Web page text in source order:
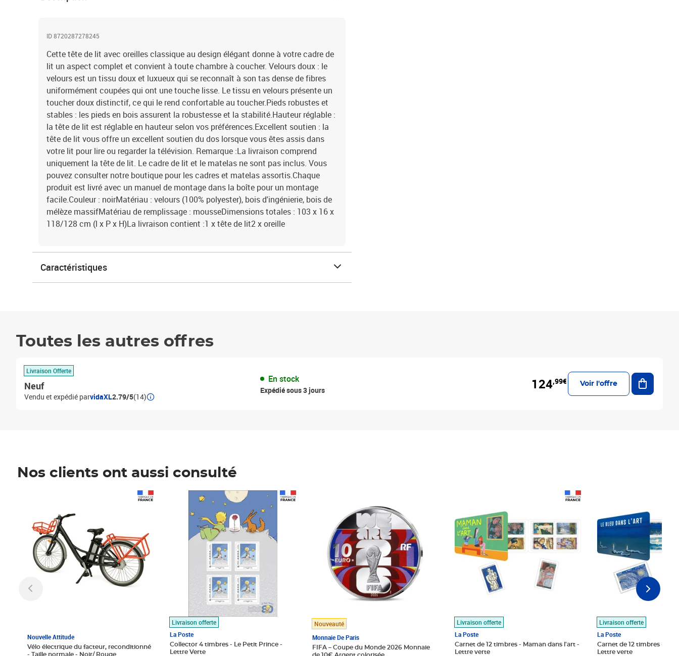
ID 8720287278245
Cette tête de lit avec oreilles classique au design élégant donne à votre cadre de
lit un aspect complet et convient à toute chambre à coucher. Velours doux : le
velours est un tissu doux et luxueux qui se reconnaît à son tas dense de fibres
uniformément coupées qui ont une touche lisse. Le tissu en velours présente un
toucher doux distinctif, ce qui le rend confortable au toucher.Pieds robustes et
stables : les pieds en bois assurent la robustesse et la stabilité.Hauteur réglable :
la tête de lit est réglable en hauteur selon vos préférences.Excellent soutien : la
tête de lit vous offre un excellent soutien du dos lorsque vous êtes assis dans
votre lit pour lire ou regarder la télévision. Remarque :La livraison comprend
uniquement la tête de lit. Le cadre de lit et le matelas ne sont pas inclus. Vous
pouvez consulter notre boutique pour les cadres et matelas assortis.Chaque
produit est livré avec un manuel de montage dans la boîte pour un montage
facile.Couleur : noirMatériau : velours (100% polyester), bois d'ingénierie, bois de
mélèze massifMatériau de remplissage : mousseDimensions totales : 103 x 16 x
118/128 cm (l x P x H)La livraison contient :1 x tête de lit2 x oreille
Caractéristiques
Toutes les autres offres
Livraison Offerte
Neuf
Vendu et expédié parvidaXL2.79/5(14)
En stock
Expédié sous 3 jours 124,99€ Voir l'offre
Ajouter
Nos clients ont aussi consulté
Nouvelle Attitude
Vélo électrique du facteur, reconditionné
- Taille normale - Noir/ Rouge
Livraison offerte
La Poste
Collector 4 timbres - Le Petit Prince -
Lettre Verte
Prix 7,50€
Nouveauté
Monnaie De Paris
FIFA – Coupe du Monde 2026 Monnaie
Livraison offerte
La Poste
Carnet de 12 timbres - Maman dans l'art -
Lettre verte
Livraison offerte
La Poste
Carnet de 12 timbres - Le
Lettre verte